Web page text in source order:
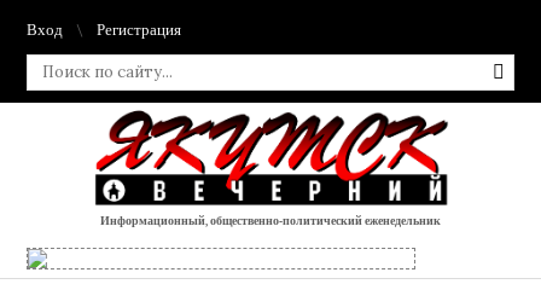
Вход Регистрация
Информационный, общественно-политический еженедельник